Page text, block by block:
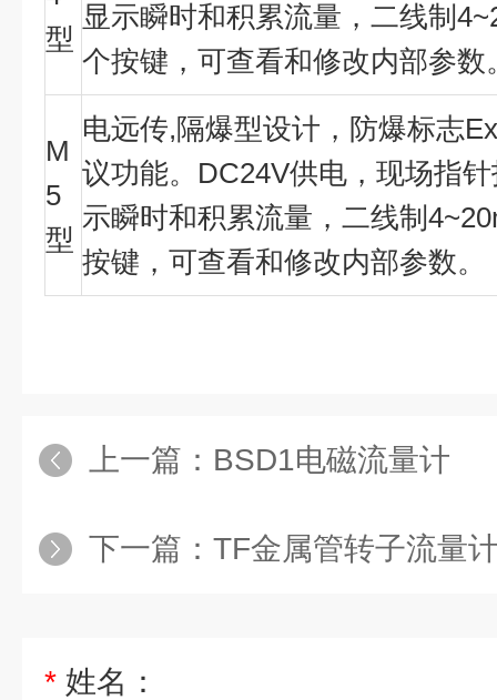
型
显示瞬时和积累流量，二线制
个按键，可查看和修改内部参数
M
5
型
电远传,隔爆型设计，防爆标志
议功能。 DC24V供电，现场指
示瞬时和积累流量，二线制
按键，可查看和修改内部参数。
上一篇： BSD1电磁流量计
下一篇： TF金属管转子流量
* 姓名：